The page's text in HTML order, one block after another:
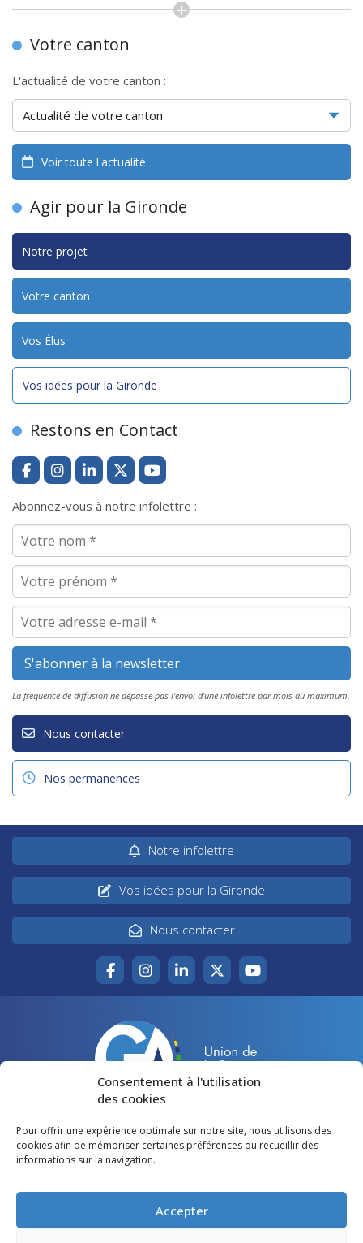
Consentement à l'utilisation
des cookies
Pour offrir une expérience optimale sur notre site, nous utilisons des
cookies afin de mémoriser certaines préférences ou recueillir des
informations sur la navigation.
Accepter
Votre canton
L'actualité de votre canton :
Voir toute l'actualité
Agir pour la Gironde
Notre projet
Votre canton
Vos Élus
Vos idées pour la Gironde
Restons en Contact
Abonnez-vous à notre infolettre :
La fréquence de diffusion ne dépasse pas l'envoi d'une infolettre par mois au maximum.
Nous contacter
Nos permanences
Notre infolettre
Vos idées pour la Gironde
Nous contacter
Accueil
Votre canton
Lire et voir
Agir pour la Gironde
Restons en contact